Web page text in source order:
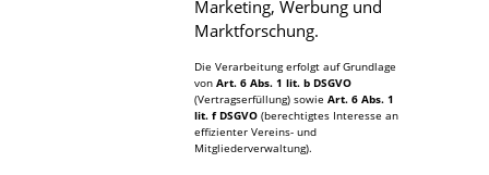
Marketing, Werbung und
Marktforschung.
Die Verarbeitung erfolgt auf Grundlage
von Art. 6 Abs. 1 lit. b DSGVO
(Vertragserfüllung) sowie Art. 6 Abs. 1
lit. f DSGVO (berechtigtes Interesse an
effizienter Vereins- und
Mitgliederverwaltung).